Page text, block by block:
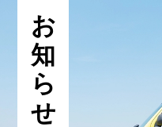
事業案内
会社情報
採用情報